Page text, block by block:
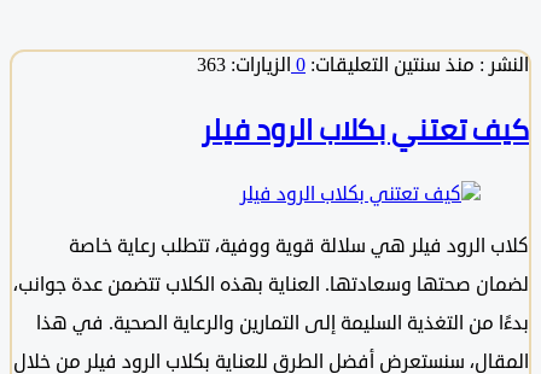
: منذ سنتينالتعليقات:0الزيارات: 363
تعتني بكلاب الرود فيلر
الرود فيلر هي سلالة قوية ووفية، تتطلب رعاية خاصة
صحتها وسعادتها. العناية بهذه الكلاب تتضمن عدة جوانب،
من التغذية السليمة إلى التمارين والرعاية الصحية. في هذا
سنستعرض أفضل الطرق للعناية بكلاب الرود فيلر من خلال